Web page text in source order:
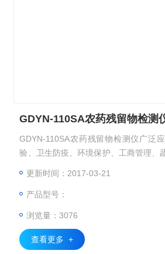
GDYN-110SA农药残留物检测
GDYN-110SA农药残留物检测仪广泛
验、卫生防疫、环境保护、工商管理、
更新时间：2017-03-21
产品型号：
浏览量：3076
查看更多 +